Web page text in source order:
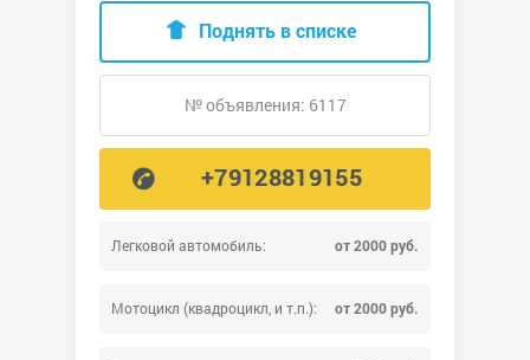
Легковой автомобиль: от 2000 руб.
Мотоцикл (квадроцикл, и т.п.): от 2000 руб.
Поднять в списке
№ объявления: 6117
+79128819155